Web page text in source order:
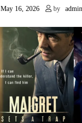
May 16, 2026 by admin